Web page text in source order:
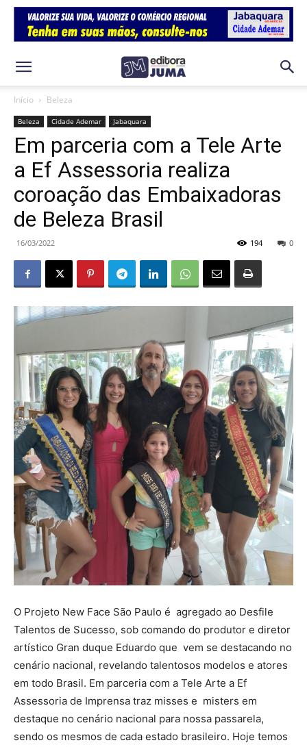
Início Beleza
Beleza Cidade Ademar Jabaquara
Em parceria com a Tele Arte
a Ef Assessoria realiza
coroação das Embaixadoras
de Beleza Brasil
16/03/2022 0
194
O Projeto New Face São Paulo é agregado ao Desfile
Talentos de Sucesso, sob comando do produtor e diretor
artístico Gran duque Eduardo que vem se destacando no
cenário nacional, revelando talentosos modelos e atores
em todo Brasil. Em parceria com a Tele Arte a Ef
Assessoria de Imprensa traz misses e misters em
destaque no cenário nacional para nossa passarela,
sendo os mesmos de cada estado brasileiro. Hoje temos